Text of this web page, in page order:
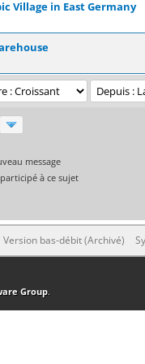
Village in East Germany
message
à ce sujet
Version bas-débit (Archivé)
Group.